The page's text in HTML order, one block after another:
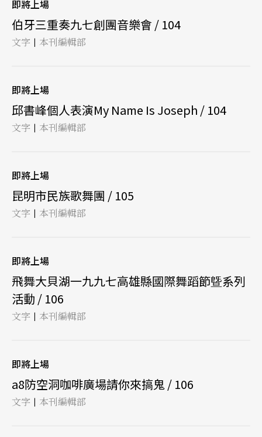
即將上場
伯牙三重奏九七創團音樂會 / 104
文字 | 本刊編輯部
即將上場
邱書峰個人表演My Name Is Joseph / 104
文字 | 本刊編輯部
即將上場
昆明市民族歌舞團 / 105
文字 | 本刊編輯部
即將上場
飛舞大貝湖一九九七高雄縣國際舞蹈節曁系列
活動 / 106
文字 | 本刊編輯部
即將上場
a8防空洞咖啡廣場請你來搞鬼 / 106
文字 | 本刊編輯部